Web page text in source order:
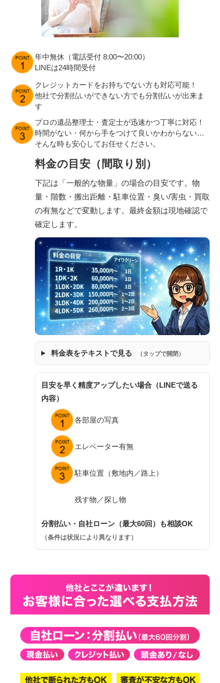
年中無休（電話受付 8:00〜20:00）
LINEは24時間受付
クレジットカードをお持ちでない方も対応可能！
他社で分割払いができない方でも分割払いが出来ま
す
プロの遺品整理士・査定士が迅速かつ丁寧に対応！
時間がない・何から手をつけて良いかわからない…
そんな時も安心してお任せください。
料金の目安（間取り別）
下記は「一般的な物量」の場合の目安です。物
量・階数・搬出距離・駐車位置・臭い/害虫・買取
の有無などで変動します。最終金額は現地確認で
確定します。
料金表をテキストで見る （タップで開閉）
目安を早く精度アップしたい場合（LINEで送る
内容）
各部屋の写真
エレベーター有無
駐車位置（敷地内／路上）
残す物／探し物
分割払い・自社ローン（最大60回）も相談OK
（条件は状況により異なります）